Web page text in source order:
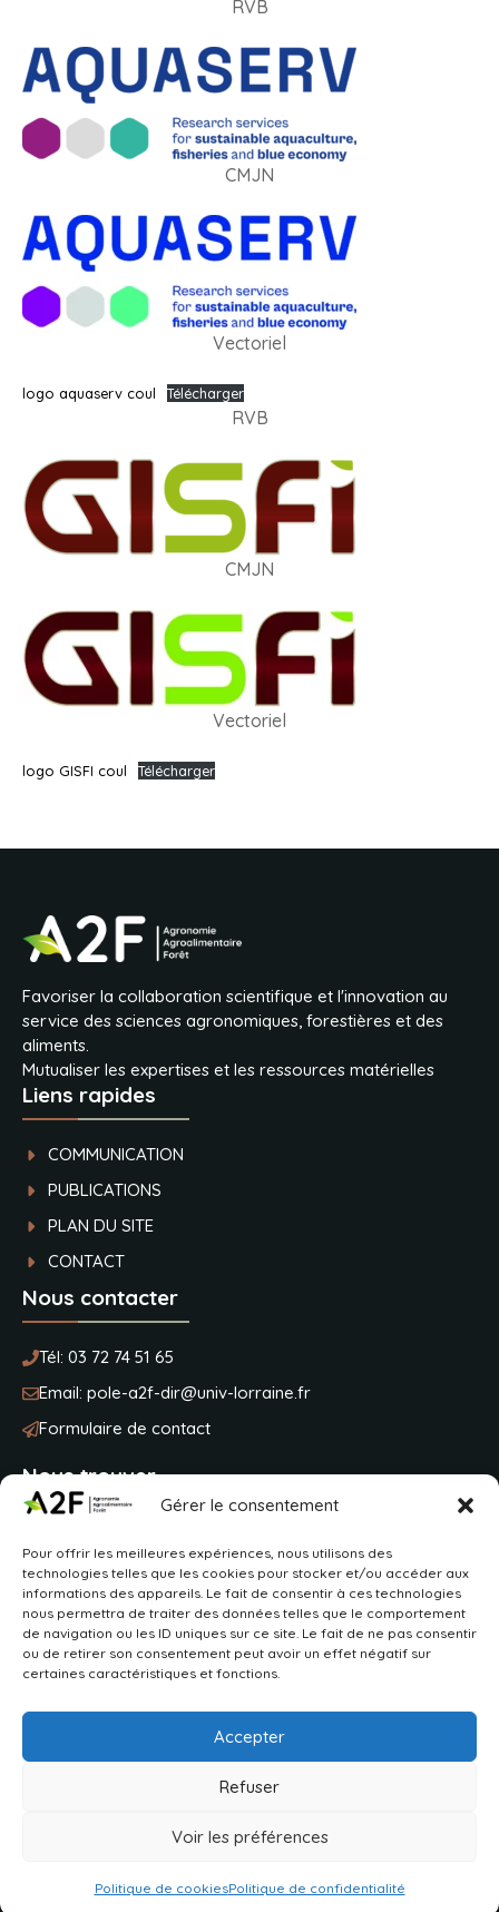
Gérer le consentement
Pour offrir les meilleures expériences, nous utilisons des
technologies telles que les cookies pour stocker et/ou accéder aux
informations des appareils. Le fait de consentir à ces technologies
nous permettra de traiter des données telles que le comportement
de navigation ou les ID uniques sur ce site. Le fait de ne pas consentir
ou de retirer son consentement peut avoir un effet négatif sur
certaines caractéristiques et fonctions.
Accepter
Refuser
Voir les préférences
Politique de cookiesPolitique de confidentialité
RVB
CMJN
Vectoriel
logo aquaserv coul Télécharger
RVB
CMJN
Vectoriel
logo GISFI coul Télécharger
Favoriser la collaboration scientifique et l'innovation au
service des sciences agronomiques, forestières et des
aliments.
Mutualiser les expertises et les ressources matérielles
Liens rapides
COMMUNICATION
PUBLICATIONS
PLAN DU SITE
CONTACT
Nous contacter
Tél: 03 72 74 51 65
Email: pole-a2f-dir@univ-lorraine.fr
Formulaire de contact
Nous trouver
BP 20163
2 avenue de la fôret de Haye
54505 Vandoeuvre-lès-Nancy
VOIR SUR MAPS
2026 © Pôle A2F
Déclaration d’accessibilité
Politique de confidentialité